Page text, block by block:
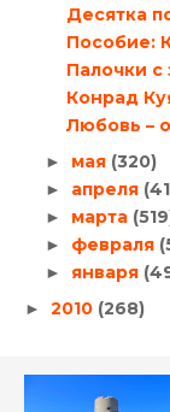
Десятка
Пособие:
Палочки с
Конрад
Любовь –
► мая (320)
► апреля
► марта
► февраля
► января
► 2010 (268)